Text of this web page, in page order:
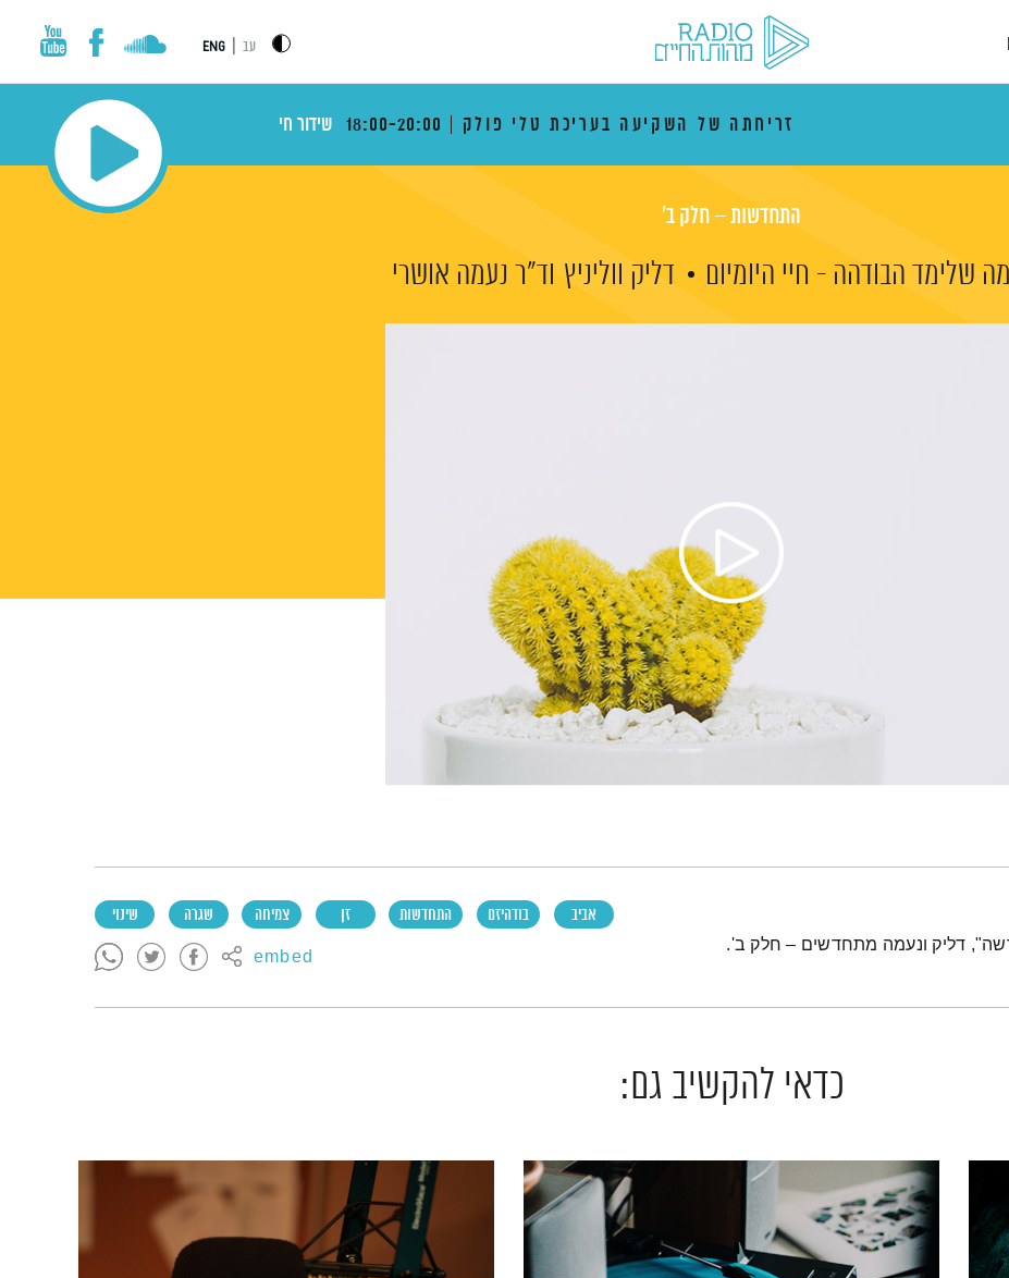
עב ENG
זריחתה של השקיעה בעריכת טלי פולק 18:00-20:00 שידור חי
התחדשות – חלק ב'
מה שלימד הבודהה - חיי היומיום דליק ווליניץ וד"ר נעמה אושרי
אביב בודהיזם התחדשות זן צמיחה שגרה שינוי
embed
דליק ונעמה מתחדשים – חלק ב'.
כדאי להקשיב גם: